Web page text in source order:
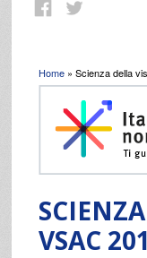
Tu sei qui
Home » Scienza della
VSAC